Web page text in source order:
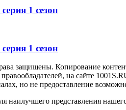
1 сезон
1 сезон
защищены. Копирование
на сайте
но не предоставление
представления